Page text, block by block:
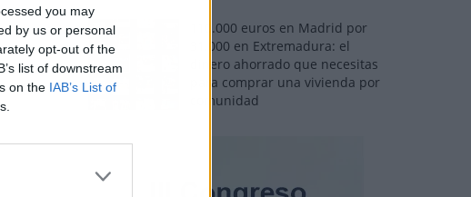
you may
by us or personal
opt-out of the
list of downstream
on the IAB’s List of
110.000 euros en Madrid por
31.000 en Extremadura: el
dinero ahorrado que necesitas
para comprar una vivienda por
comunidad